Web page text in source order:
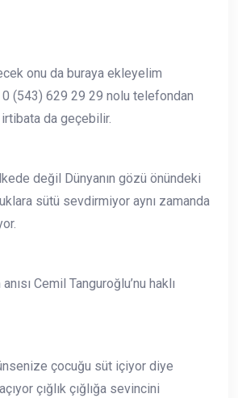
onu da buraya ekleyelim
(543) 629 29 29 nolu telefondan
da geçebilir.
değil Dünyanın gözü önündeki
sütü sevdirmiyor aynı zamanda
Cemil Tanguroğlu’nu haklı
çocuğu süt içiyor diye
çığlık çığlığa sevincini